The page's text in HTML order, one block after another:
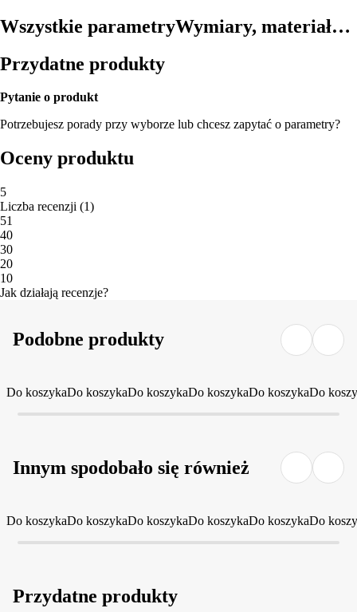
Wszystkie parametryWymiary, materiał…
Przydatne produkty
Pytanie o produkt
Potrzebujesz porady przy wyborze lub chcesz zapytać o parametry?
Oceny produktu
5
Liczba recenzji (1)
51
40
30
20
10
Jak działają recenzje?
Podobne produkty
Do koszykaDo koszykaDo koszykaDo koszykaDo koszykaDo
Innym spodobało się również
Do koszykaDo koszykaDo koszykaDo koszykaDo koszykaDo
Przydatne produkty